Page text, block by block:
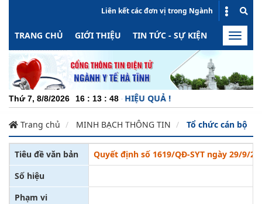
Liên kết các đơn vị trong Ngành
TRANG CHỦ GIỚI THIỆU TIN TỨC - SỰ KIỆN HOẠT
Toggle
Thứ 7, 8/8/2026 16 : 13 : 48
ĐỘNG - MINH BẠCH - HIỆU QUẢ !
Trang chủ MINH BẠCH THÔNG TIN Tổ chức cán bộ
Tiêu đề văn bản
Quyết định số 1619/QĐ-SYT ngày 29/9/
Số hiệu
Phạm vi